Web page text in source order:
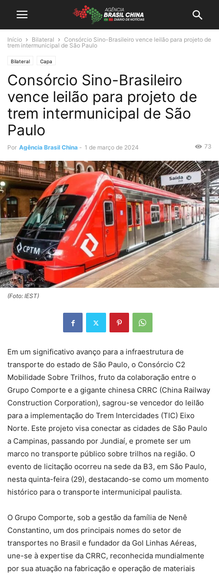
Início Bilateral
Consórcio Sino-Brasileiro vence leilão para projeto de
trem intermunicipal de São Paulo
Bilateral Capa
Consórcio Sino-Brasileiro
vence leilão para projeto de
trem intermunicipal de São
Paulo
Por Agência Brasil China - 1 de março de 2024 73
(Foto: IEST)
Em um significativo avanço para a infraestrutura de
transporte do estado de São Paulo, o Consórcio C2
Mobilidade Sobre Trilhos, fruto da colaboração entre o
Grupo Comporte e a gigante chinesa CRRC (China Railway
Construction Corporation), sagrou-se vencedor do leilão
para a implementação do Trem Intercidades (TIC) Eixo
Norte. Este projeto visa conectar as cidades de São Paulo
a Campinas, passando por Jundiaí, e promete ser um
marco no transporte público sobre trilhos na região. O
evento de licitação ocorreu na sede da B3, em São Paulo,
nesta quinta-feira (29), destacando-se como um momento
histórico para o transporte intermunicipal paulista.
O Grupo Comporte, sob a gestão da família de Nenê
Constantino, um dos principais nomes do setor de
transportes no Brasil e fundador da Gol Linhas Aéreas,
une-se à expertise da CRRC, reconhecida mundialmente
por sua atuação na fabricação e operação de materiais